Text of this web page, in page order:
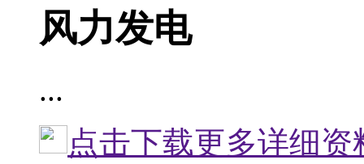
风力发电
...
点击下载更多详细资